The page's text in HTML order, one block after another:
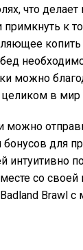
что
к
можно
в
можно
для
интуитивно
со своей
Brawl